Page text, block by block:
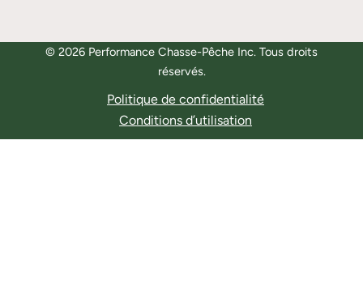
© 2026 Performance Chasse-Pêche Inc. Tous droits
réservés.
Politique de confidentialité
Conditions d’utilisation